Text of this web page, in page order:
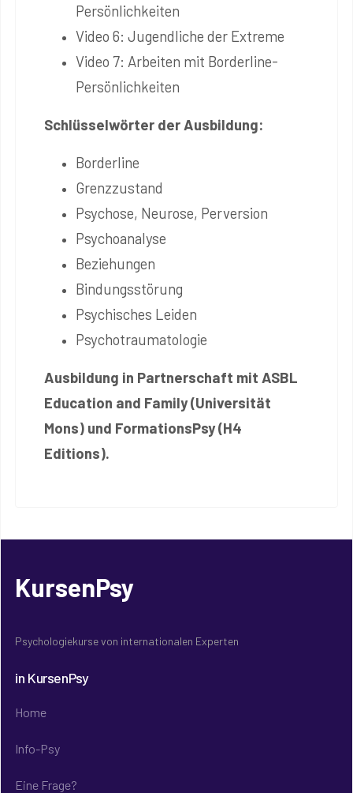
Persönlichkeiten
Video 6: Jugendliche der Extreme
Video 7: Arbeiten mit Borderline-
Persönlichkeiten
Schlüsselwörter der Ausbildung:
Borderline
Grenzzustand
Psychose, Neurose, Perversion
Psychoanalyse
Beziehungen
Bindungsstörung
Psychisches Leiden
Psychotraumatologie
Ausbildung in Partnerschaft mit ASBL
Education and Family (Universität
Mons) und FormationsPsy (H4
Editions).
KursenPsy
Psychologiekurse von internationalen Experten
in KursenPsy
Home
Info-Psy
Eine Frage?